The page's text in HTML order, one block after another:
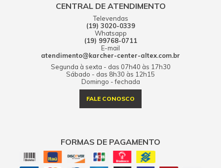
CENTRAL DE ATENDIMENTO
Televendas
(19) 3020-0339
Whatsapp
(19) 99768-0711
E-mail
atendimento@karcher-center-altex.com.br
Segunda à sexta - das 07h40 às 17h30
Sábado - das 8h30 às 12h15
Domingo - fechada
FALE CONOSCO
FORMAS DE PAGAMENTO